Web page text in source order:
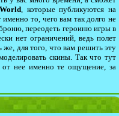
, которые публикуются на
то, чего вам так долго не
переодеть героиню игры в
нет ограничений, ведь полет
же, для того, что вам решить эту
скины. Так что тут
нее именно те ощущение, за